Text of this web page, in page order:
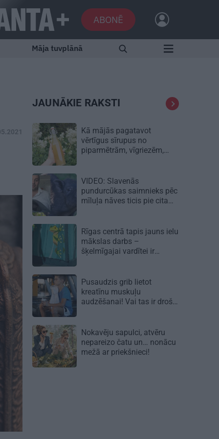
ABONĒ
Māja tuvplānā
JAUNĀKIE RAKSTI
Kā mājās pagatavot
vērtīgus sīrupus no
piparmētrām, vīgriezēm,
VIDEO: Slavenās
pundurcūkas saimnieks pēc
mīluļa nāves ticis pie cita
Rīgas centrā tapis jauns ielu
mākslas darbs –
šķelmīgajai vardītei ir
Pusaudzis grib lietot
kreatīnu muskuļu
audzēšanai! Vai tas ir droši?
Nokavēju sapulci, atvēru
nepareizo čatu un… nonācu
mežā ar priekšnieci!